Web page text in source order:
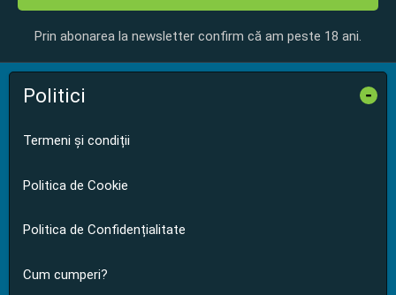
Prin abonarea la newsletter confirm că am peste 18 ani.
Politici -
Termeni și condiții
Politica de Cookie
Politica de Confidențialitate
Cum cumperi?